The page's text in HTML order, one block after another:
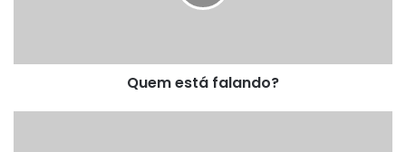
Quem está falando?